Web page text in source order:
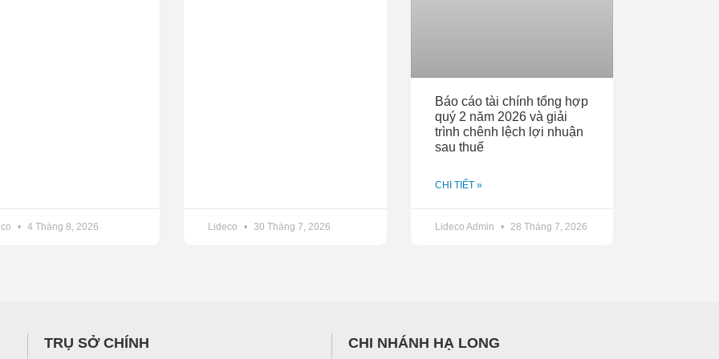
4 Tháng 8, 2026 Lideco 30 Tháng 7, 2026
Báo cáo tài chính tổng hợp
quý 2 năm 2026 và giải
trình chênh lệch lợi nhuận
sau thuế
CHI TIẾT »
Lideco Admin 28 Tháng 7, 2026
TRỤ SỞ CHÍNH CHI NHÁNH HẠ LONG